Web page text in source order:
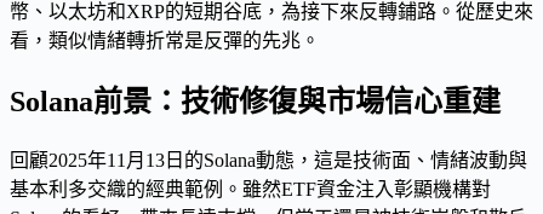
幣、以太坊和XRP的短期谷底，為接下來反轉鋪路。從歷史來
看，類似情緒轉折常是反彈的先兆。
Solana前景：技術修復與市場信心重建
回顧2025年11月13日的Solana動態，這是技術面、情緒波動與
基本利多交織的經典範例。雖然ETF資金注入彰顯機構對